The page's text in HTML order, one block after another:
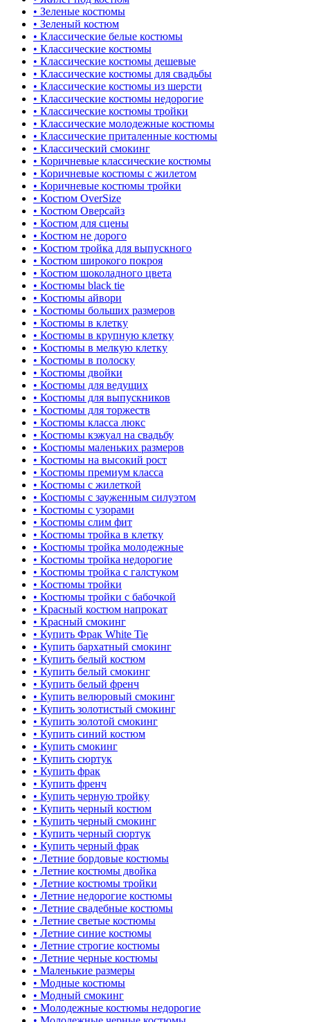
• Зеленые костюмы
• Зеленый костюм
• Классические белые костюмы
• Классические костюмы
• Классические костюмы дешевые
• Классические костюмы для свадьбы
• Классические костюмы из шерсти
• Классические костюмы недорогие
• Классические костюмы тройки
• Классические молодежные костюмы
• Классические приталенные костюмы
• Классический смокинг
• Коричневые классические костюмы
• Коричневые костюмы с жилетом
• Коричневые костюмы тройки
• Костюм OverSize
• Костюм Оверсайз
• Костюм для сцены
• Костюм не дорого
• Костюм тройка для выпускного
• Костюм широкого покроя
• Костюм шоколадного цвета
• Костюмы black tie
• Костюмы айвори
• Костюмы больших размеров
• Костюмы в клетку
• Костюмы в крупную клетку
• Костюмы в мелкую клетку
• Костюмы в полоску
• Костюмы двойки
• Костюмы для ведущих
• Костюмы для выпускников
• Костюмы для торжеств
• Костюмы класса люкс
• Костюмы кэжуал на свадьбу
• Костюмы маленьких размеров
• Костюмы на высокий рост
• Костюмы премиум класса
• Костюмы с жилеткой
• Костюмы с зауженным силуэтом
• Костюмы с узорами
• Костюмы слим фит
• Костюмы тройка в клетку
• Костюмы тройка молодежные
• Костюмы тройка недорогие
• Костюмы тройка с галстуком
• Костюмы тройки
• Костюмы тройки с бабочкой
• Красный костюм напрокат
• Красный смокинг
• Купить Фрак White Tie
• Купить бархатный смокинг
• Купить белый костюм
• Купить белый смокинг
• Купить белый френч
• Купить велюровый смокинг
• Купить золотистый смокинг
• Купить золотой смокинг
• Купить синий костюм
• Купить смокинг
• Купить сюртук
• Купить фрак
• Купить френч
• Купить черную тройку
• Купить черный костюм
• Купить черный смокинг
• Купить черный сюртук
• Купить черный фрак
• Летние бордовые костюмы
• Летние костюмы двойка
• Летние костюмы тройки
• Летние недорогие костюмы
• Летние свадебные костюмы
• Летние светые костюмы
• Летние синие костюмы
• Летние строгие костюмы
• Летние черные костюмы
• Маленькие размеры
• Модные костюмы
• Модный смокинг
• Молодежные костюмы недорогие